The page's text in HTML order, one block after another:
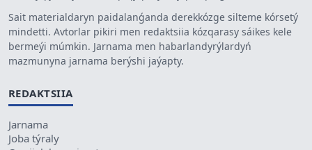
Sait materialdaryn paidalanǵanda derekkózge silteme kórsetý
mindetti. Avtorlar pikiri men redaktsiia kózqarasy sáikes kele
bermeýi múmkin. Jarnama men habarlandyrýlardyń
mazmunyna jarnama berýshi jaýapty.
REDAKTSIIA
Jarnama
Joba týraly